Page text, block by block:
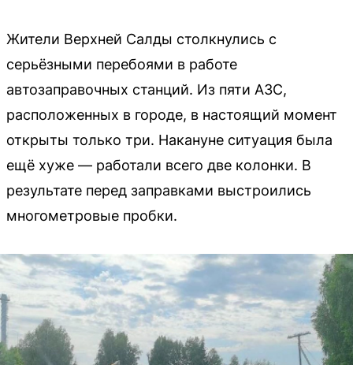
Жители Верхней Салды столкнулись с
серьёзными перебоями в работе
автозаправочных станций. Из пяти АЗС,
расположенных в городе, в настоящий момент
открыты только три. Накануне ситуация была
ещё хуже — работали всего две колонки. В
результате перед заправками выстроились
многометровые пробки.